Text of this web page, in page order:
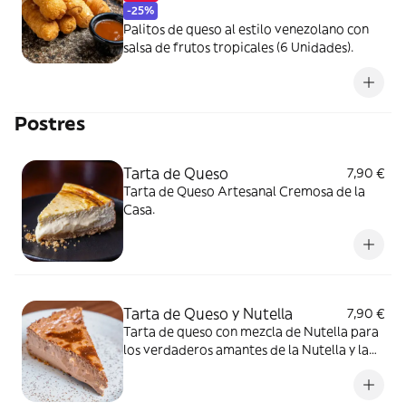
-25%
Palitos de queso al estilo venezolano con
salsa de frutos tropicales (6 Unidades).
Postres
Tarta de Queso
7,90 €
Tarta de Queso Artesanal Cremosa de la
Casa.
Tarta de Queso y Nutella
7,90 €
Tarta de queso con mezcla de Nutella para
los verdaderos amantes de la Nutella y la